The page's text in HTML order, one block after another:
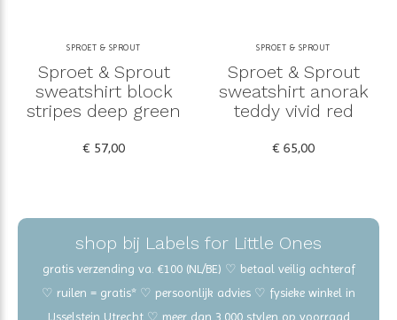
SPROET & SPROUT
Sproet & Sprout
sweatshirt block
stripes deep green
€ 57,00
SPROET & SPROUT
Sproet & Sprout
sweatshirt anorak
teddy vivid red
€ 65,00
shop bij Labels for Little Ones
gratis verzending va. €100 (NL/BE) ♡ betaal veilig achteraf
♡ ruilen = gratis* ♡ persoonlijk advies ♡ fysieke winkel in
IJsselstein Utrecht ♡ meer dan 3.000 stylen op voorraad